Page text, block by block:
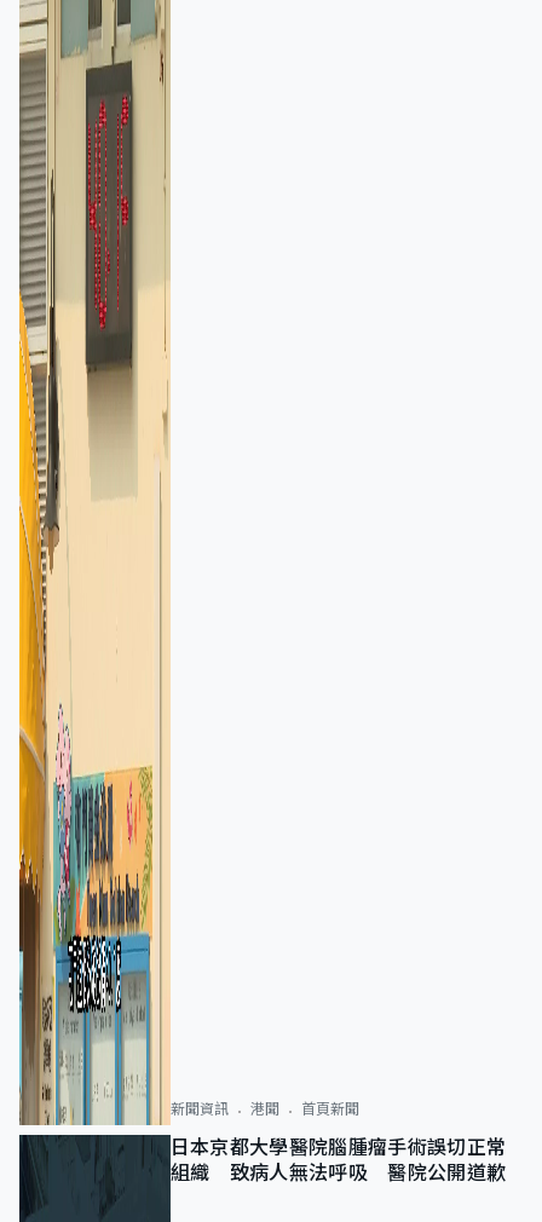
新聞資訊 港聞 首頁新聞
日本京都大學醫院腦腫瘤手術誤切正常
組織 致病人無法呼吸 醫院公開道歉